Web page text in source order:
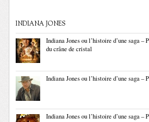
INDIANA JONES
Indiana Jones ou l’histoire d’une saga –
du crâne de cristal
Indiana Jones ou l’histoire d’une saga –
Indiana Jones ou l’histoire d’une saga –